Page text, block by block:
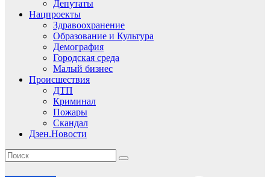
Депутаты
Нацпроекты
Здравоохранение
Образование и Культура
Демография
Городская среда
Малый бизнес
Происшествия
ДТП
Криминал
Пожары
Скандал
Дзен.Новости